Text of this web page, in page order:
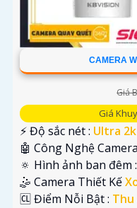
CAMERA
Giá
Giá
️⚡ Độ sắc nét : Ultra
🤖️ Công Nghệ
🔅 Hình ảnh ban đêm :
🤹 Camera Thiết Kế
️🆑 Điểm Nỗi Bật : Thu